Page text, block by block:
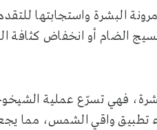
البشرة واستجابتها
الضام أو انخفاض كثافة
فهي تسرّع عملية
تطبيق واقي الشمس، مما